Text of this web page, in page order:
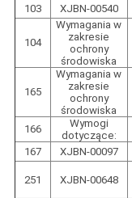
103 XJBN-00540
104
Wymagania w
zakresie
ochrony
środowiska
165
Wymagania w
zakresie
ochrony
środowiska
166
Wymogi
dotyczące:
167
XJBN-00097
251 XJBN-00648